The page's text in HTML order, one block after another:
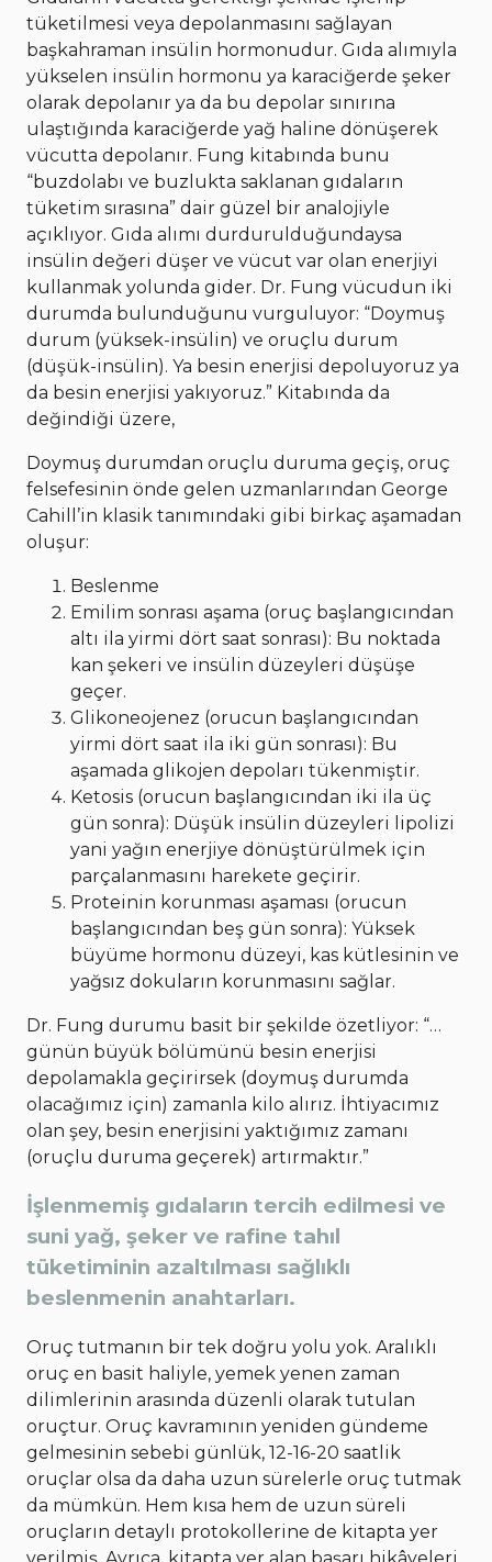
tüketilmesi veya depolanmasını sağlayan
başkahraman insülin hormonudur. Gıda alımıyla
yükselen insülin hormonu ya karaciğerde şeker
olarak depolanır ya da bu depolar sınırına
ulaştığında karaciğerde yağ haline dönüşerek
vücutta depolanır. Fung kitabında bunu
“buzdolabı ve buzlukta saklanan gıdaların
tüketim sırasına” dair güzel bir analojiyle
açıklıyor. Gıda alımı durdurulduğundaysa
insülin değeri düşer ve vücut var olan enerjiyi
kullanmak yolunda gider. Dr. Fung vücudun iki
durumda bulunduğunu vurguluyor: “Doymuş
durum (yüksek-insülin) ve oruçlu durum
(düşük-insülin). Ya besin enerjisi depoluyoruz ya
da besin enerjisi yakıyoruz.” Kitabında da
değindiği üzere,
Doymuş durumdan oruçlu duruma geçiş, oruç
felsefesinin önde gelen uzmanlarından George
Cahill’in klasik tanımındaki gibi birkaç aşamadan
oluşur:
Beslenme
Emilim sonrası aşama (oruç başlangıcından
altı ila yirmi dört saat sonrası): Bu noktada
kan şekeri ve insülin düzeyleri düşüşe
geçer.
Glikoneojenez (orucun başlangıcından
yirmi dört saat ila iki gün sonrası): Bu
aşamada glikojen depoları tükenmiştir.
Ketosis (orucun başlangıcından iki ila üç
gün sonra): Düşük insülin düzeyleri lipolizi
yani yağın enerjiye dönüştürülmek için
parçalanmasını harekete geçirir.
Proteinin korunması aşaması (orucun
başlangıcından beş gün sonra): Yüksek
büyüme hormonu düzeyi, kas kütlesinin ve
yağsız dokuların korunmasını sağlar.
Dr. Fung durumu basit bir şekilde özetliyor: “…
günün büyük bölümünü besin enerjisi
depolamakla geçirirsek (doymuş durumda
olacağımız için) zamanla kilo alırız. İhtiyacımız
olan şey, besin enerjisini yaktığımız zamanı
(oruçlu duruma geçerek) artırmaktır.”
İşlenmemiş gıdaların tercih edilmesi ve
suni yağ, şeker ve rafine tahıl
tüketiminin azaltılması sağlıklı
beslenmenin anahtarları.
Oruç tutmanın bir tek doğru yolu yok. Aralıklı
oruç en basit haliyle, yemek yenen zaman
dilimlerinin arasında düzenli olarak tutulan
oruçtur. Oruç kavramının yeniden gündeme
gelmesinin sebebi günlük, 12-16-20 saatlik
oruçlar olsa da daha uzun sürelerle oruç tutmak
da mümkün. Hem kısa hem de uzun süreli
oruçların detaylı protokollerine de kitapta yer